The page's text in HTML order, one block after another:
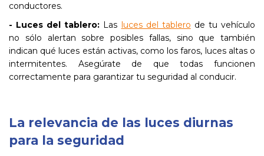
conductores.
- Luces del tablero: Las luces del tablero de tu vehículo
no sólo alertan sobre posibles fallas, sino que también
indican qué luces están activas, como los faros, luces altas o
intermitentes. Asegúrate de que todas funcionen
correctamente para garantizar tu seguridad al conducir.
La relevancia de las luces diurnas
para la seguridad